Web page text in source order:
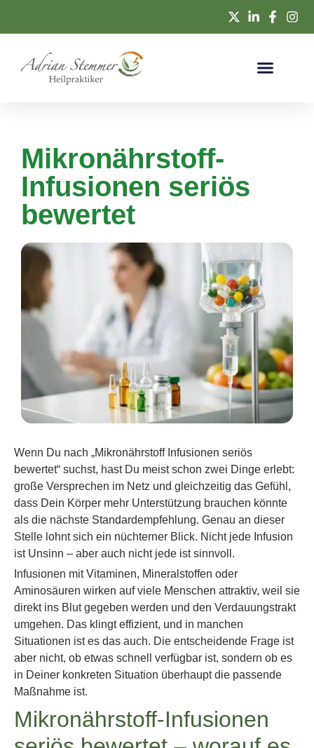
Mikronährstoff-
Infusionen seriös
bewertet
Wenn Du nach „Mikronährstoff Infusionen seriös
bewertet“ suchst, hast Du meist schon zwei Dinge erlebt:
große Versprechen im Netz und gleichzeitig das Gefühl,
dass Dein Körper mehr Unterstützung brauchen könnte
als die nächste Standardempfehlung. Genau an dieser
Stelle lohnt sich ein nüchterner Blick. Nicht jede Infusion
ist Unsinn – aber auch nicht jede ist sinnvoll.
Infusionen mit Vitaminen, Mineralstoffen oder
Aminosäuren wirken auf viele Menschen attraktiv, weil sie
direkt ins Blut gegeben werden und den Verdauungstrakt
umgehen. Das klingt effizient, und in manchen
Situationen ist es das auch. Die entscheidende Frage ist
aber nicht, ob etwas schnell verfügbar ist, sondern ob es
in Deiner konkreten Situation überhaupt die passende
Maßnahme ist.
Mikronährstoff-Infusionen